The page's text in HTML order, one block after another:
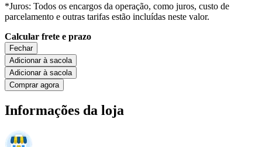
*Juros: Todos os encargos da operação, como juros, custo de
parcelamento e outras tarifas estão incluídas neste valor.
Calcular frete e prazo
Fechar
Adicionar à sacola
Adicionar à sacola
Comprar agora
Informações da loja